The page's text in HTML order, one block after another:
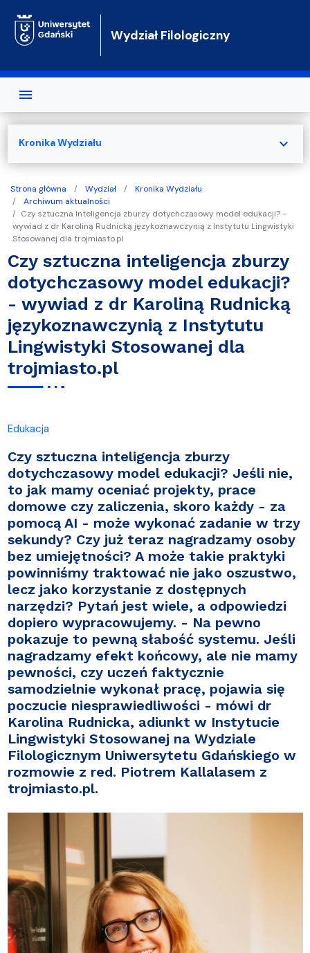
Wydział Filologiczny
Strona główna Wydział
Kronika Wydziału
Archiwum aktualności
Czy sztuczna inteligencja zburzy dotychczasowy model edukacji? -
wywiad z dr Karoliną Rudnicką językoznawczynią z Instytutu Lingwistyki
Stosowanej dla trojmiasto.pl
Czy sztuczna inteligencja zburzy
dotychczasowy model edukacji?
- wywiad z dr Karoliną Rudnicką
językoznawczynią z Instytutu
Lingwistyki Stosowanej dla
trojmiasto.pl
Edukacja
Czy sztuczna inteligencja zburzy
dotychczasowy model edukacji? Jeśli nie,
to jak mamy oceniać projekty, prace
domowe czy zaliczenia, skoro każdy - za
pomocą AI - może wykonać zadanie w trzy
sekundy? Czy już teraz nagradzamy osoby
bez umiejętności? A może takie praktyki
powinniśmy traktować nie jako oszustwo,
lecz jako korzystanie z dostępnych
narzędzi? Pytań jest wiele, a odpowiedzi
dopiero wypracowujemy. - Na pewno
pokazuje to pewną słabość systemu. Jeśli
nagradzamy efekt końcowy, ale nie mamy
pewności, czy uczeń faktycznie
samodzielnie wykonał pracę, pojawia się
poczucie niesprawiedliwości - mówi dr
Karolina Rudnicka, adiunkt w Instytucie
Lingwistyki Stosowanej na Wydziale
Filologicznym Uniwersytetu Gdańskiego w
rozmowie z red. Piotrem Kallalasem z
trojmiasto.pl.
Kronika Wydziału expand_more